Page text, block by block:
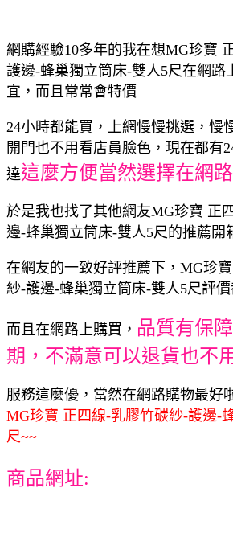
網購經驗10多年的我在想MG珍寶
護邊-蜂巢獨立筒床-雙人5尺在網路
宜，而且常常會特價
24小時都能買，上網慢慢挑選，慢
開門也不用看店員臉色，現在都有
達這麼方便當然選擇在網
於是我也找了其他網友MG珍寶 正
邊-蜂巢獨立筒床-雙人5尺的推薦開
在網友的一致好評推薦下，MG珍
紗-護邊-蜂巢獨立筒床-雙人5尺評
而且在網路上購買， 品質有保
期，不滿意可以退貨也不
服務這麼優，當然在網路購物最好
MG珍寶 正四線-乳膠竹碳紗-護邊-
尺~~
商品網址: